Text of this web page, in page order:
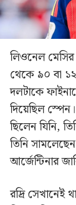
লিওনেল মেসির
থেকে ৯০ বা
দলটাকে
দিয়েছিল
ছিলেন যিনি,
তিনি
আর্জেন্টিনার
রদ্রি সেখানেই